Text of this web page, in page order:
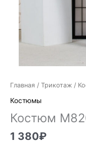
Главная / Трикотаж /
Костюмы
Костюм
1 380₽